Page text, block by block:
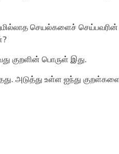
செயல்களைச்
குறளின் பொருள் இது.
அடுத்து உள்ள ஐந்து